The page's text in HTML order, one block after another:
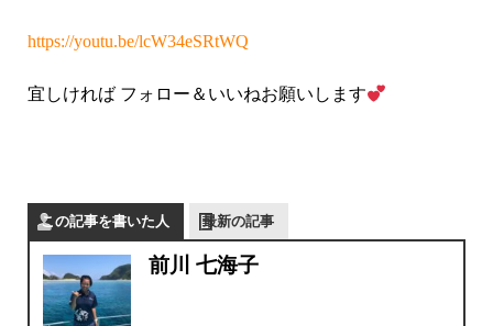
https://youtu.be/lcW34eSRtWQ
宜しければ フォロー＆いいねお願いします
この記事を書いた人 最新の記事
前川 七海子